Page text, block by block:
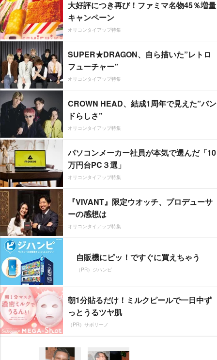
大好評につき再び！ファミマ名物45％増量
キャンペーン
オリコンタイアップ特集
SUPER★DRAGON、自ら描いた”レトロ
フューチャー”
オリコンタイアップ特集
CROWN HEAD、結成1周年で見えた”バン
ドらしさ”
オリコンタイアップ特集
パソコンメーカー社員が本気で選んだ「10
万円台PC３選」
オリコンタイアップ特集
『VIVANT』限定ウオッチ、プロデューサ
ーの感想は
オリコンタイアップ特集
自販機にピッ！ですぐに買えちゃう
（PR）ジハンピ
朝1分貼るだけ！ミルクピールで一日中ず
っとうるツヤ肌
（PR）サボリーノ